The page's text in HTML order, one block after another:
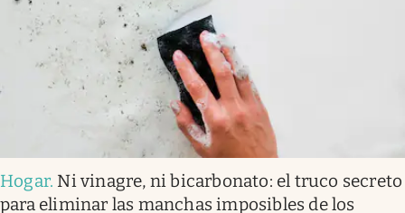
Hogar. Ni vinagre, ni bicarbonato: el truco secreto
para eliminar las manchas imposibles de los